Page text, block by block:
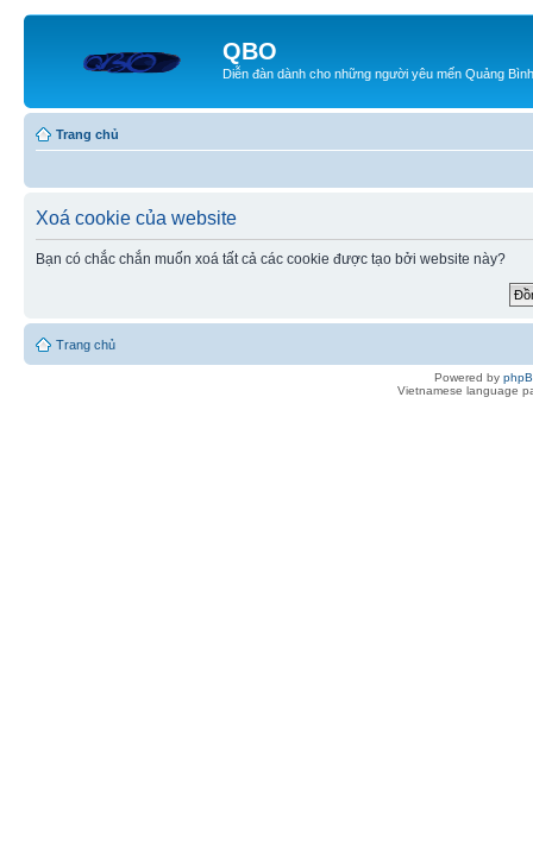
QBO
Diễn đàn dành cho những người yêu mến Quảng Bình
Trang chủ
Xoá cookie của website
Bạn có chắc chắn muốn xoá tất cả các cookie được tạo bởi website này?
Trang chủ
Powered by
Vietnamese language